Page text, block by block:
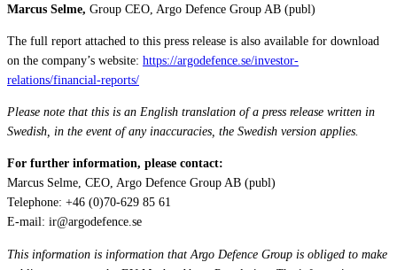
Marcus Selme, Group CEO, Argo Defence Group AB (publ)
The full report attached to this press release is also available for download
on the company’s website: https://argodefence.se/investor-
relations/financial-reports/
Please note that this is an English translation of a press release written in
Swedish, in the event of any inaccuracies, the Swedish version applies.
For further information, please contact:
Marcus Selme, CEO, Argo Defence Group AB (publ)
Telephone: +46 (0)70-629 85 61
E-mail: ir@argodefence.se
This information is information that Argo Defence Group is obliged to make